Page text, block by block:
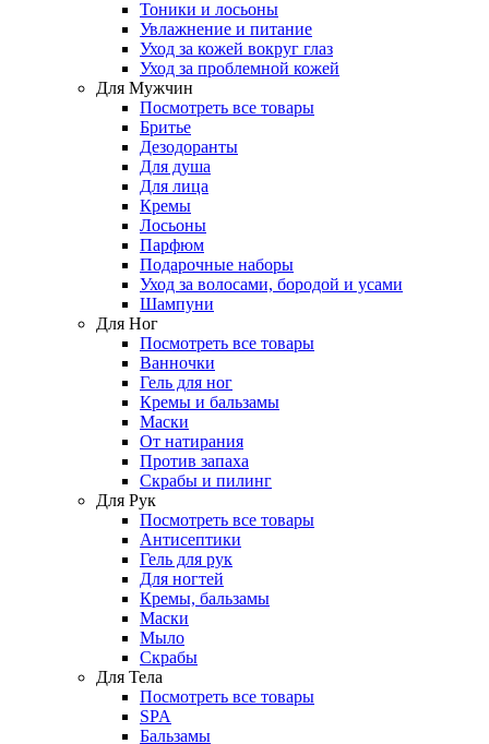
Тоники и лосьоны
Увлажнение и питание
Уход за кожей вокруг глаз
Уход за проблемной кожей
Для Мужчин
Посмотреть все товары
Бритье
Дезодоранты
Для душа
Для лица
Кремы
Лосьоны
Парфюм
Подарочные наборы
Уход за волосами, бородой и усами
Шампуни
Для Ног
Посмотреть все товары
Ванночки
Гель для ног
Кремы и бальзамы
Маски
От натирания
Против запаха
Скрабы и пилинг
Для Рук
Посмотреть все товары
Антисептики
Гель для рук
Для ногтей
Кремы, бальзамы
Маски
Мыло
Скрабы
Для Тела
Посмотреть все товары
SPA
Бальзамы